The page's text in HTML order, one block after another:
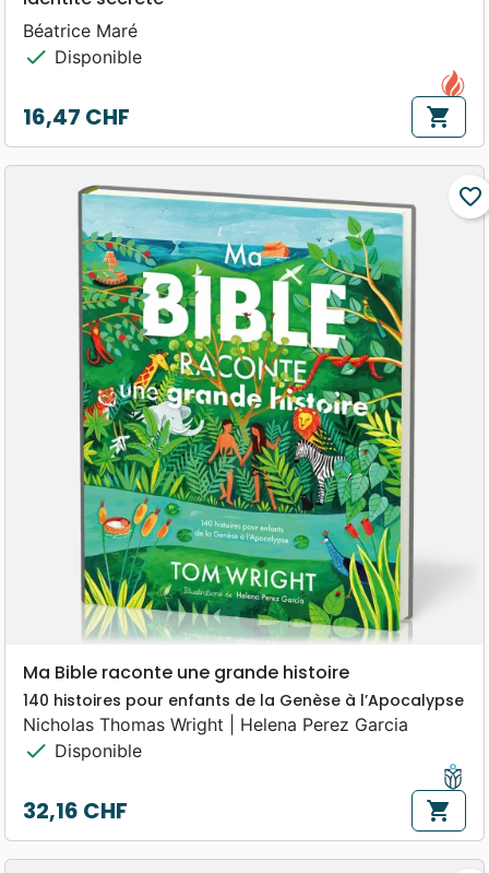
Béatrice Maré
check Disponible
Prix
16,47 CHF shopping_cart
favorite_border
Ma Bible raconte une grande histoire
140 histoires pour enfants de la Genèse à l’Apocalypse
Nicholas Thomas Wright | Helena Perez Garcia
check Disponible
Prix
32,16 CHF shopping_cart